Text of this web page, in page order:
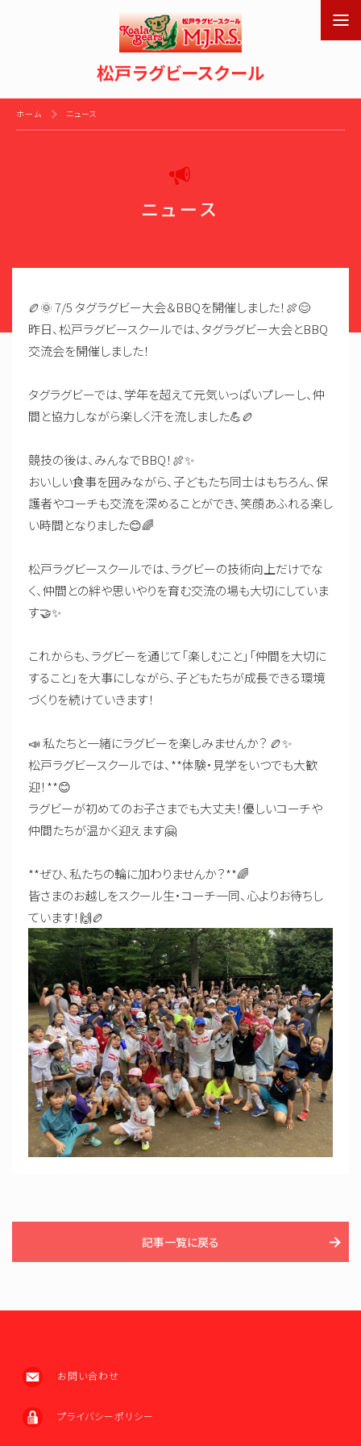
松戸ラグビースクール
ホーム ニュース
ニュース
🏉🌞 7/5 タグラグビー大会＆BBQを開催しました！🍖😊
昨日、松戸ラグビースクールでは、タグラグビー大会とBBQ
交流会を開催しました！
タグラグビーでは、学年を超えて元気いっぱいプレーし、仲
間と協力しながら楽しく汗を流しました💪🏉
競技の後は、みんなでBBQ！🍖✨
おいしい食事を囲みながら、子どもたち同士はもちろん、保
護者やコーチも交流を深めることができ、笑顔あふれる楽し
い時間となりました😊🌈
松戸ラグビースクールでは、ラグビーの技術向上だけでな
く、仲間との絆や思いやりを育む交流の場も大切にしていま
す🤝✨
これからも、ラグビーを通じて「楽しむこと」「仲間を大切に
すること」を大事にしながら、子どもたちが成長できる環境
づくりを続けていきます！
📣 私たちと一緒にラグビーを楽しみませんか？ 🏉✨
松戸ラグビースクールでは、**体験・見学をいつでも大歓
迎！**😊
ラグビーが初めてのお子さまでも大丈夫！優しいコーチや
仲間たちが温かく迎えます🤗
**ぜひ、私たちの輪に加わりませんか？**🌈
皆さまのお越しをスクール生・コーチ一同、心よりお待ちし
ています！🙌🏉
記事一覧に戻る
お問い合わせ
プライバシーポリシー